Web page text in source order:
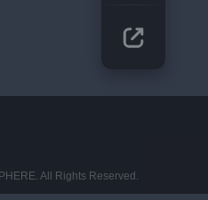
All Rights Reserved.